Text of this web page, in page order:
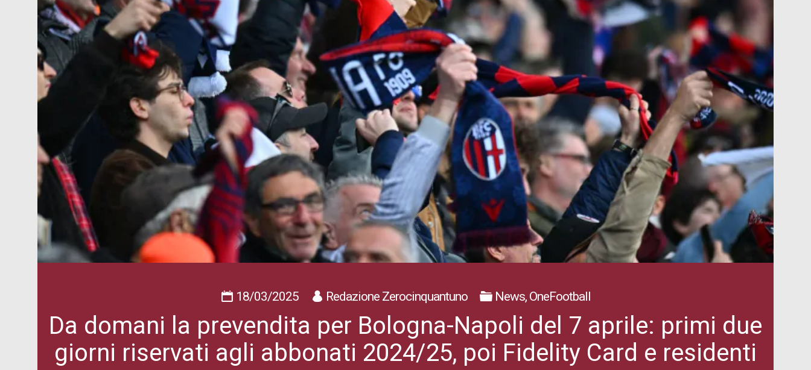
18/03/2025 Redazione Zerocinquantuno News, OneFootball
Da domani la prevendita per Bologna-Napoli del 7 aprile: primi due
giorni riservati agli abbonati 2024/25, poi Fidelity Card e residenti